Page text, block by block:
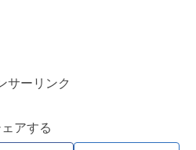
サーリンク
アする